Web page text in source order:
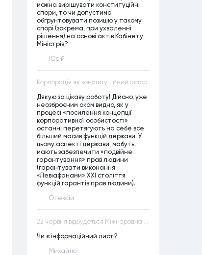
можна вирішувати конституційні
спори, то чи допустимо
обґрунтовувати позицію у такому
спорі (зокрема, при ухваленні
рішення) на основі актів Кабінету
Міністрів?
Юрій
Корпорація як конституційний актор
Дякую за цікаву роботу! Дійсно, уже
неозброєним оком видно, як у
процесі «посилення концепції
корпоративної особистості»
останні перетягують на себе все
більший масив функцій держави. У
цьому аспекті держави, мабуть,
мають забезпечити «подвійне
гарантування» прав людини
(гарантувати виконання
«Левіафанами» ХХІ століття
функцій гарантів прав людини).
Олексій
22 червня відбудеться Міжнародна науково-практична конференція “Конституційна демократія в умовах загроз територіальній цілісності та національній безпеці”
Чи є інформаційний лист?
Михайло